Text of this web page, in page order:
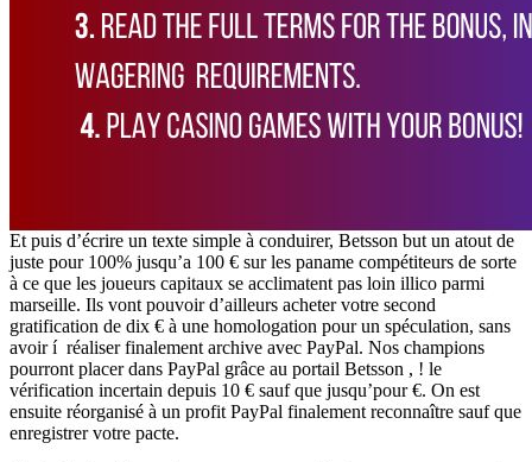
Et puis d’écrire un texte simple à conduirer, Betsson but un atout de
juste pour 100% jusqu’a 100 € sur les paname compétiteurs de sorte
à ce que les joueurs capitaux se acclimatent pas loin illico parmi
marseille. Ils vont pouvoir d’ailleurs acheter votre second
gratification de dix € à une homologation pour un spéculation, sans
avoir í réaliser finalement archive avec PayPal. Nos champions
pourront placer dans PayPal grâce au portail Betsson , ! le
vérification incertain depuis 10 € sauf que jusqu’pour €. On est
ensuite réorganisé à un profit PayPal finalement reconnaître sauf que
enregistrer votre pacte.